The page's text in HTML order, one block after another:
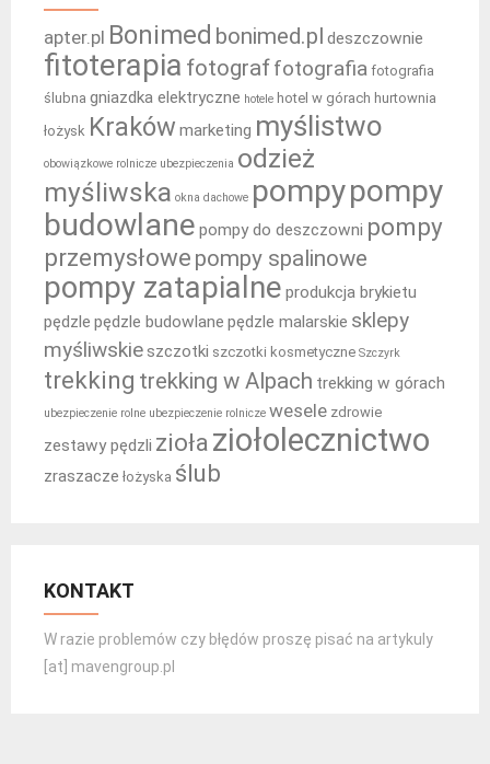
apter.pl Bonimed bonimed.pl deszczownie
fitoterapia fotograffotografia fotografia
ślubna gniazdka elektryczne hotele hotel w górach hurtownia
łożysk Kraków marketing myślistwo
obowiązkowe rolnicze ubezpieczenia odzież
myśliwska okna dachowe pompypompy
budowlane pompy do deszczowni pompy
przemysłowe pompy spalinowe
pompy zatapialne produkcja brykietu
pędzle pędzle budowlane pędzle malarskie sklepy
myśliwskieszczotki szczotki kosmetyczne Szczyrk
trekking trekking w Alpach trekking w górach
ubezpieczenie rolne ubezpieczenie rolnicze wesele zdrowie
zestawy pędzli zioła ziołolecznictwo
zraszacze łożyska ślub
KONTAKT
W razie problemów czy błędów proszę pisać na artykuly
[at] mavengroup.pl